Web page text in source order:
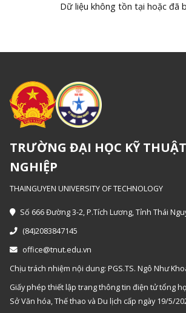
Dữ liệu không tồn tại hoặc đã
TRƯỜNG ĐẠI HỌC KỸ
NGHIỆP
THAINGUYEN UNIVERSITY OF TECHNOLOGY
Số 666 Đường 3-2, P.Tích Lương, Tỉnh Thái
(84)2083847145
office@tnut.edu.vn
Chịu trách nhiệm nội dung: PGS.TS. Ngô Như
Giấy phép thiết lập trang thông tin điện tử tổng
Sở Văn hóa, Thế thao và Du lịch cấp ngày 19/5/